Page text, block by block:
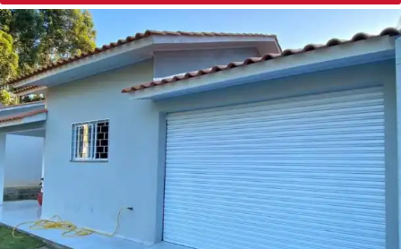
Início
Produtos
Porta de Enrolar Automática
Automatizadores
Acessórios Para Portas de
Enrolar
Pintura eletrostática
Portfólio
Contato